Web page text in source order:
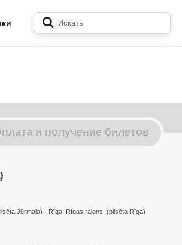
и получение билетов
Jūrmala) - Rīga, Rīgas rajons: (pilsēta Rīga)